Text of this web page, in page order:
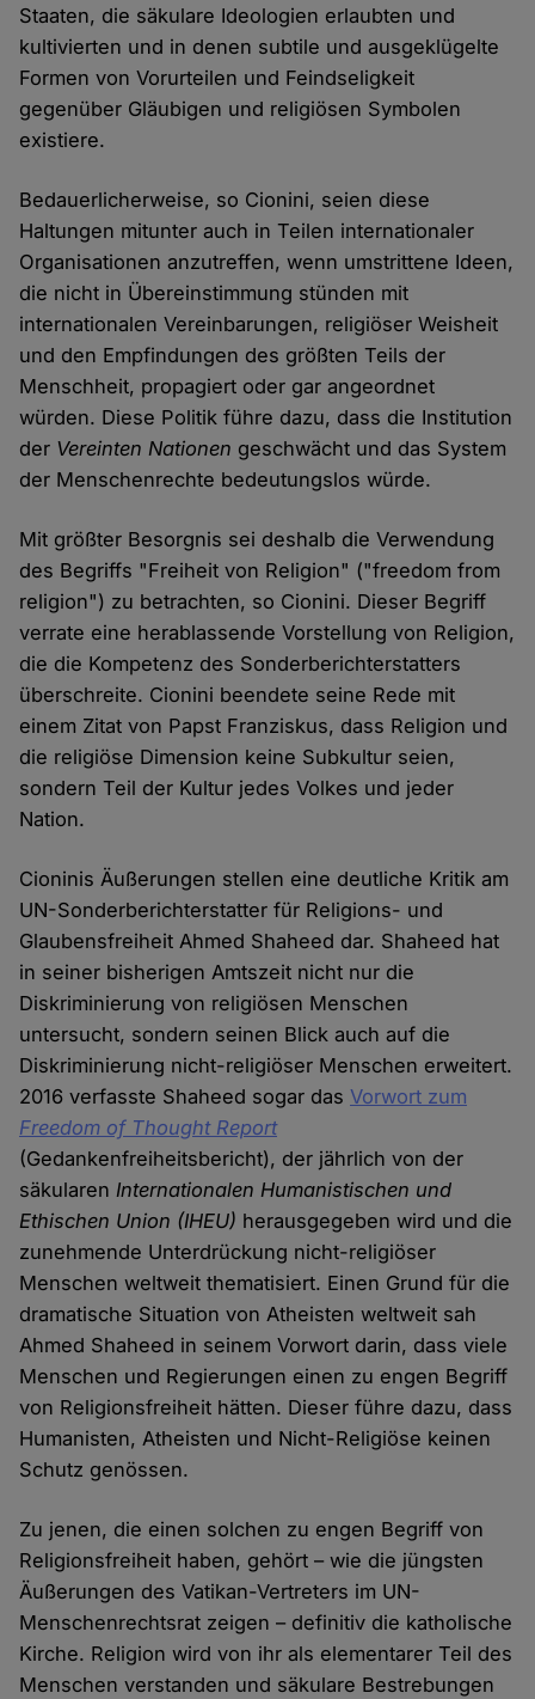
Staaten, die säkulare Ideologien erlaubten und
kultivierten und in denen subtile und ausgeklügelte
Formen von Vorurteilen und Feindseligkeit
gegenüber Gläubigen und religiösen Symbolen
existiere.
Bedauerlicherweise, so Cionini, seien diese
Haltungen mitunter auch in Teilen internationaler
Organisationen anzutreffen, wenn umstrittene Ideen,
die nicht in Übereinstimmung stünden mit
internationalen Vereinbarungen, religiöser Weisheit
und den Empfindungen des größten Teils der
Menschheit, propagiert oder gar angeordnet
würden. Diese Politik führe dazu, dass die Institution
der Vereinten Nationen geschwächt und das System
der Menschenrechte bedeutungslos würde.
Mit größter Besorgnis sei deshalb die Verwendung
des Begriffs "Freiheit von Religion" ("freedom from
religion") zu betrachten, so Cionini. Dieser Begriff
verrate eine herablassende Vorstellung von Religion,
die die Kompetenz des Sonderberichterstatters
überschreite. Cionini beendete seine Rede mit
einem Zitat von Papst Franziskus, dass Religion und
die religiöse Dimension keine Subkultur seien,
sondern Teil der Kultur jedes Volkes und jeder
Nation.
Cioninis Äußerungen stellen eine deutliche Kritik am
UN-Sonderberichterstatter für Religions- und
Glaubensfreiheit Ahmed Shaheed dar. Shaheed hat
in seiner bisherigen Amtszeit nicht nur die
Diskriminierung von religiösen Menschen
untersucht, sondern seinen Blick auch auf die
Diskriminierung nicht-religiöser Menschen erweitert.
2016 verfasste Shaheed sogar dasVorwort zum
Freedom of Thought Report
(Gedankenfreiheitsbericht), der jährlich von der
säkularenInternationalen Humanistischen und
Ethischen Union (IHEU) herausgegeben wird und die
zunehmende Unterdrückung nicht-religiöser
Menschen weltweit thematisiert. Einen Grund für die
dramatische Situation von Atheisten weltweit sah
Ahmed Shaheed in seinem Vorwort darin, dass viele
Menschen und Regierungen einen zu engen Begriff
von Religionsfreiheit hätten. Dieser führe dazu, dass
Humanisten, Atheisten und Nicht-Religiöse keinen
Schutz genössen.
Zu jenen, die einen solchen zu engen Begriff von
Religionsfreiheit haben, gehört – wie die jüngsten
Äußerungen des Vatikan-Vertreters im UN-
Menschenrechtsrat zeigen – definitiv die katholische
Kirche. Religion wird von ihr als elementarer Teil des
Menschen verstanden und säkulare Bestrebungen